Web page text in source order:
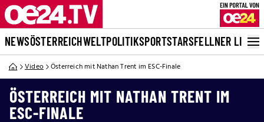
NEWSÖSTERREICHWELTPOLITIKSPORTSTARSFELLNER LIVE
Video Österreich mit Nathan Trent im ESC-Finale
ÖSTERREICH MIT NATHAN TRENT IM
ESC-FINALE